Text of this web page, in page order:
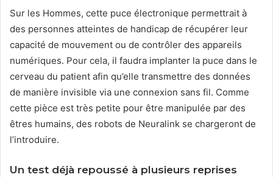
Sur les Hommes, cette puce électronique permettrait à
des personnes atteintes de handicap de récupérer leur
capacité de mouvement ou de contrôler des appareils
numériques. Pour cela, il faudra implanter la puce dans le
cerveau du patient afin qu’elle transmettre des données
de manière invisible via une connexion sans fil. Comme
cette pièce est très petite pour être manipulée par des
êtres humains, des robots de Neuralink se chargeront de
l’introduire.
Un test déjà repoussé à plusieurs reprises